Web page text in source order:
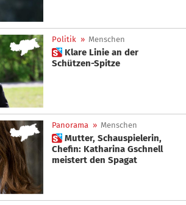
Politik » Menschen
 Klare Linie an der
Schützen-Spitze
Panorama » Menschen
 Mutter, Schauspielerin,
Chefin: Katharina Gschnell
meistert den Spagat